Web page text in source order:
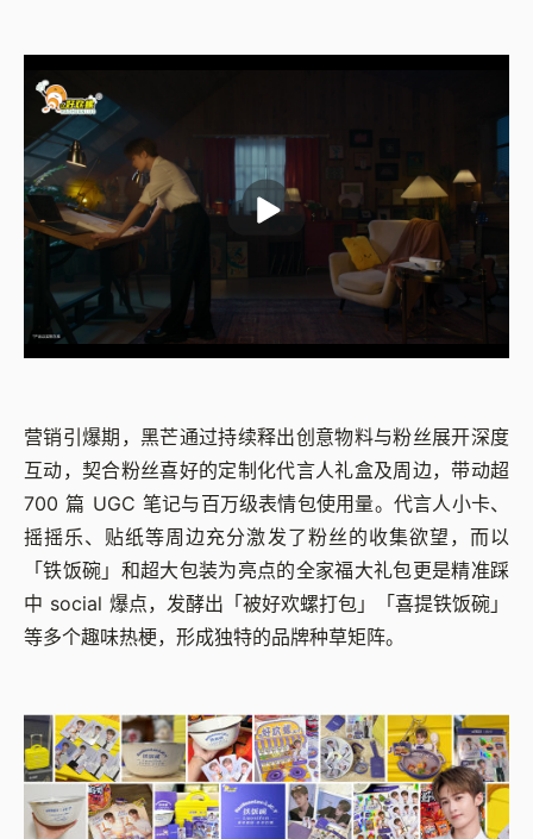
营销引爆期，黑芒通过持续释出创意物料与粉丝展开深度
互动，契合粉丝喜好的定制化代言人礼盒及周边，带动超
700 篇 UGC 笔记与百万级表情包使用量。代言人小卡、
摇摇乐、贴纸等周边充分激发了粉丝的收集欲望，而以
「铁饭碗」和超大包装为亮点的全家福大礼包更是精准踩
中 social 爆点，发酵出「被好欢螺打包」「喜提铁饭碗」
等多个趣味热梗，形成独特的品牌种草矩阵。